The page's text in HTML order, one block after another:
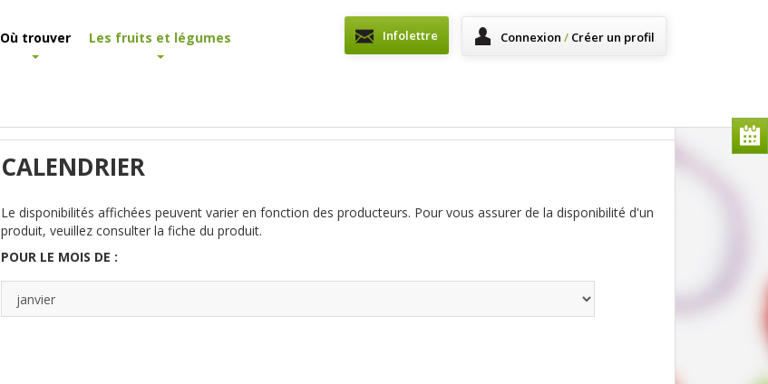
Où trouver Les fruits et légumes Infolettre Connexion / Créer un profil
CALENDRIER
Le disponibilités affichées peuvent varier en fonction des producteurs. Pour vous assurer de la disponibilité d'un
produit, veuillez consulter la fiche du produit.
POUR LE MOIS DE :